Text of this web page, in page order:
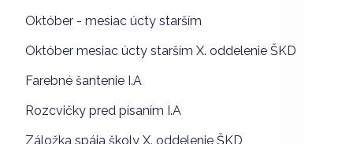
Október - mesiac úcty starším
Október mesiac úcty starším X. oddelenie ŠKD
Farebné šantenie I.A
Rozcvičky pred písaním I.A
Záložka spája školy X. oddelenie ŠKD